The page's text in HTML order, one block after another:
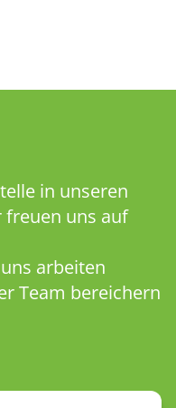
in unseren
freuen uns auf
arbeiten
Team bereichern